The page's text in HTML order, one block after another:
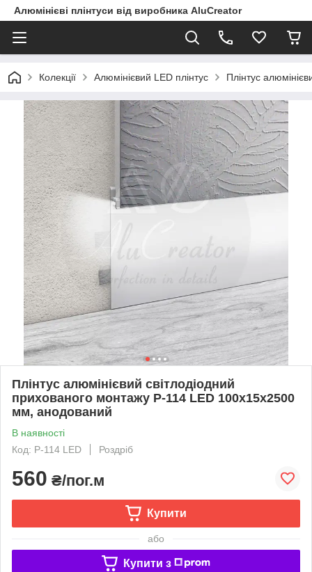
Алюмінієві плінтуси від виробника AluCreator
Колекції Алюмінієвий LED плінтус Плінтус
Плінтус алюмінієвий світлодіодний
прихованого монтажу P-114 LED 100х15х2500
мм, анодований
В наявності
Код: P-114 LED
Роздріб
560 ₴/пог.м
Купити
або
Купити з